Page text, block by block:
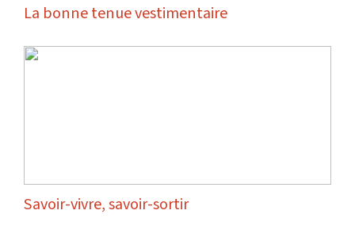
La bonne tenue vestimentaire
Savoir-vivre, savoir-sortir